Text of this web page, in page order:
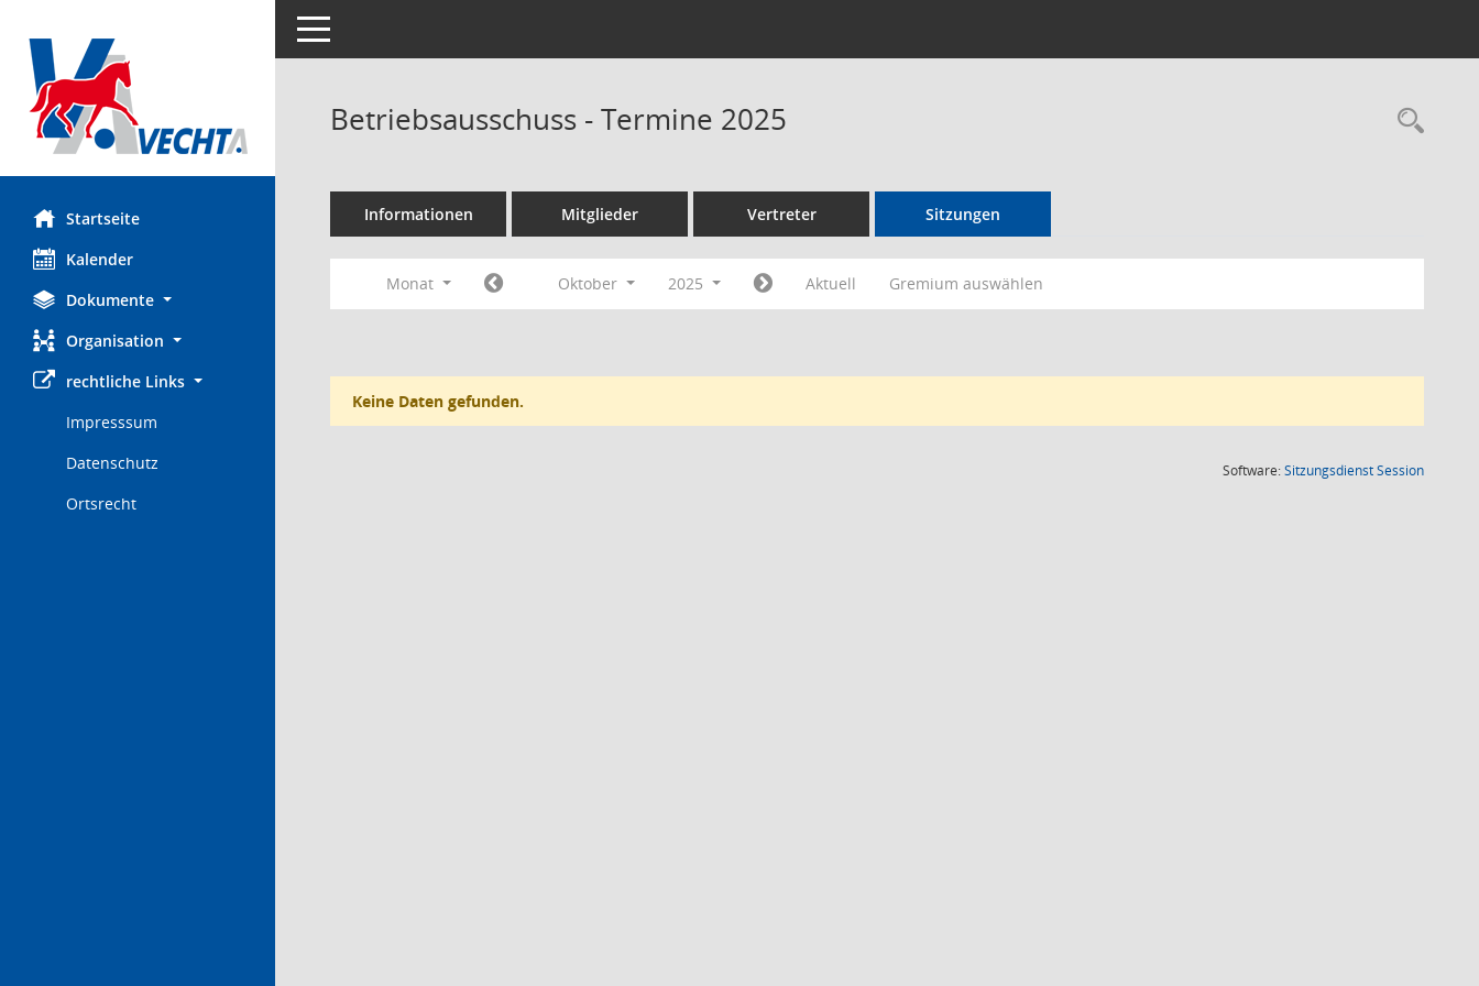
Startseite
Kalender
Dokumente
Organisation
rechtliche Links
Impresssum
Datenschutz
Ortsrecht
Toggle navigation
Betriebsausschuss - Termine 2025
Informationen Mitglieder Vertreter Sitzungen
Monat Oktober 2025 Aktuell Gremium auswählen
Keine Daten gefunden.
Software:SitzungsdienstSession(Wird in